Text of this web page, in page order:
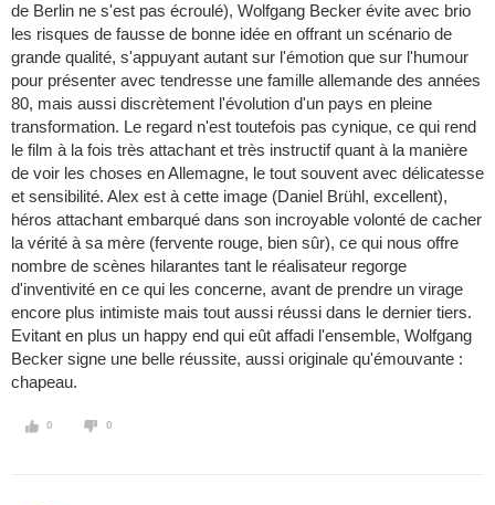
de Berlin ne s'est pas écroulé), Wolfgang Becker évite avec brio
les risques de fausse de bonne idée en offrant un scénario de
grande qualité, s'appuyant autant sur l'émotion que sur l'humour
pour présenter avec tendresse une famille allemande des années
80, mais aussi discrètement l'évolution d'un pays en pleine
transformation. Le regard n'est toutefois pas cynique, ce qui rend
le film à la fois très attachant et très instructif quant à la manière
de voir les choses en Allemagne, le tout souvent avec délicatesse
et sensibilité. Alex est à cette image (Daniel Brühl, excellent),
héros attachant embarqué dans son incroyable volonté de cacher
la vérité à sa mère (fervente rouge, bien sûr), ce qui nous offre
nombre de scènes hilarantes tant le réalisateur regorge
d'inventivité en ce qui les concerne, avant de prendre un virage
encore plus intimiste mais tout aussi réussi dans le dernier tiers.
Evitant en plus un happy end qui eût affadi l'ensemble, Wolfgang
Becker signe une belle réussite, aussi originale qu'émouvante :
chapeau.
0 0